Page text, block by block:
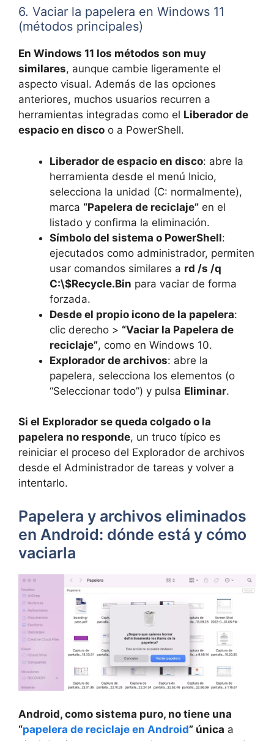
6. Vaciar la papelera en Windows 11
(métodos principales)
En Windows 11 los métodos son muy
similares, aunque cambie ligeramente el
aspecto visual. Además de las opciones
anteriores, muchos usuarios recurren a
herramientas integradas como el Liberador de
espacio en disco o a PowerShell.
Liberador de espacio en disco: abre la
herramienta desde el menú Inicio,
selecciona la unidad (C: normalmente),
marca “Papelera de reciclaje” en el
listado y confirma la eliminación.
Símbolo del sistema o PowerShell:
ejecutados como administrador, permiten
usar comandos similares a rd /s /q
C:\$Recycle.Bin para vaciar de forma
forzada.
Desde el propio icono de la papelera:
clic derecho > “Vaciar la Papelera de
reciclaje”, como en Windows 10.
Explorador de archivos: abre la
papelera, selecciona los elementos (o
“Seleccionar todo”) y pulsa Eliminar.
Si el Explorador se queda colgado o la
papelera no responde, un truco típico es
reiniciar el proceso del Explorador de archivos
desde el Administrador de tareas y volver a
intentarlo.
Papelera y archivos eliminados
en Android: dónde está y cómo
vaciarla
Android, como sistema puro, no tiene una
“papelera de reciclaje en Android” única a